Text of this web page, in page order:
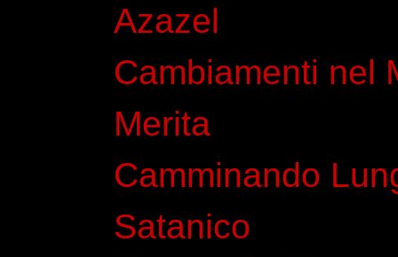
Azazel
Cambiamenti nel
Merita
Camminando
Satanico